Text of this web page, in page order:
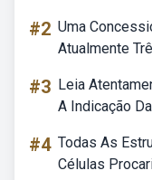
#2 Uma
Atualmente
#3 Leia
A Indicação
#4 Todas As
Células